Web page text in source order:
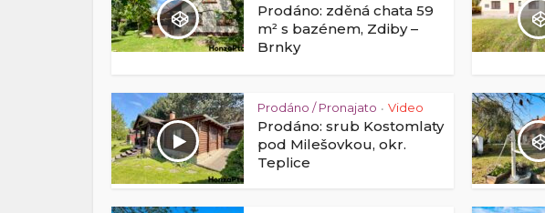
Prodáno: zděná chata 59
m² s bazénem, Zdiby –
Brnky
Prodáno / Pronajato • Video
Prodáno: srub Kostomlaty
pod Milešovkou, okr.
Teplice